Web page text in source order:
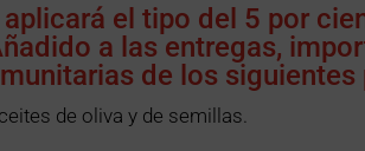
el tipo del 5 por
a las entregas,
de los siguientes
de oliva y de semillas.